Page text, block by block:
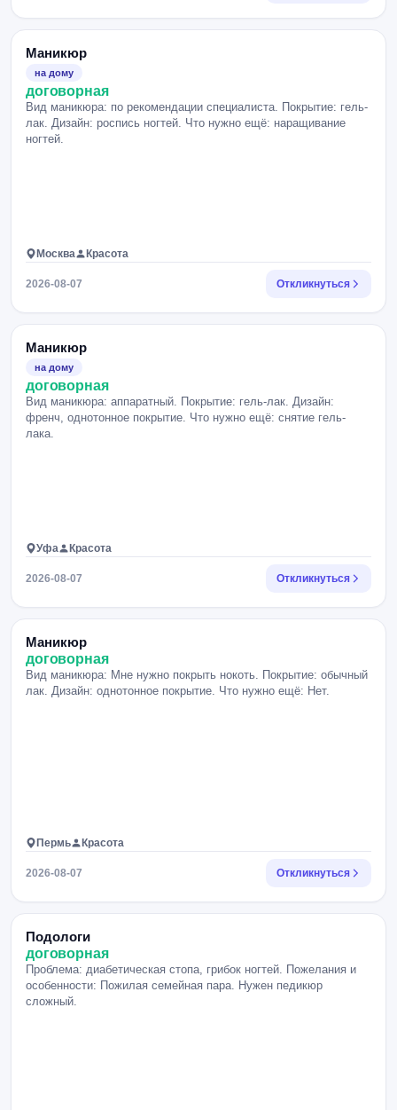
Маникюр
на дому
договорная
Вид маникюра: по рекомендации специалиста. Покрытие: гель-
лак. Дизайн: роспись ногтей. Что нужно ещё: наращивание
ногтей.
Москва Красота
2026-08-07 Откликнуться
Маникюр
на дому
договорная
Вид маникюра: аппаратный. Покрытие: гель-лак. Дизайн:
френч, однотонное покрытие. Что нужно ещё: снятие гель-
лака.
Уфа Красота
2026-08-07 Откликнуться
Маникюр
договорная
Вид маникюра: Мне нужно покрыть нокоть. Покрытие: обычный
лак. Дизайн: однотонное покрытие. Что нужно ещё: Нет.
Пермь Красота
2026-08-07 Откликнуться
Подологи
договорная
Проблема: диабетическая стопа, грибок ногтей. Пожелания и
особенности: Пожилая семейная пара. Нужен педикюр
сложный.